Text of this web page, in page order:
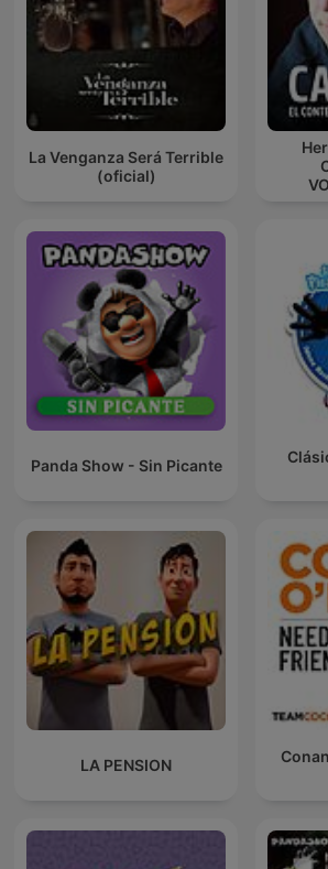
La Venganza Será Terrible
(oficial)
Panda Show - Sin Picante
LA PENSION